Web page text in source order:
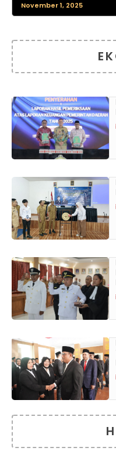
November 1, 2025